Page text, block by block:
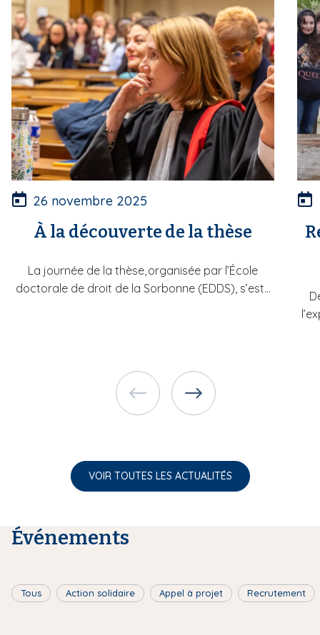
26 novembre 2025
À la découverte de la thèse
La journée de la thèse, organisée par l’École
doctorale de droit de la Sorbonne (EDDS), s’est...
VOIR TOUTES LES ACTUALITÉS
Événements
Tous Action solidaire Appel à projet Recrutement